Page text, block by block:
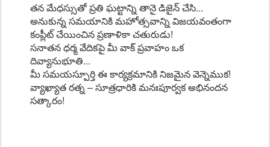
తన మేధస్సుతో ప్రతి ఘట్టాన్ని తానై డిజైన్ చేసి...
అనుకున్న సమయానికి మహోత్సవాన్ని విజయవంతంగా
కంప్లీట్ చేయించిన ప్రణాళికా చతురుడు!
సనాతన ధర్మ వేదికపై మీ వాక్ ప్రవాహం ఒక
దివ్యానుభూతి...
మీ సమయస్పూర్తి ఈ కార్యక్రమానికి నిజమైన వెన్నెముక!
వ్యాఖ్యాత రత్న – సూత్రధారికి మనఃపూర్వక అభినందన
సత్కారం!